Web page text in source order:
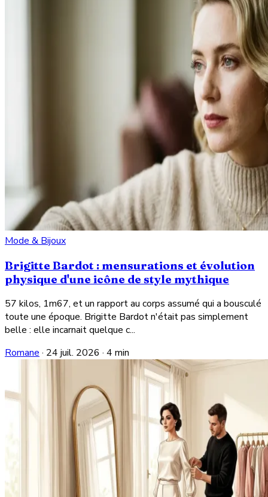
Mode & Bijoux
Brigitte Bardot : mensurations et évolution
physique d'une icône de style mythique
57 kilos, 1m67, et un rapport au corps assumé qui a bousculé
toute une époque. Brigitte Bardot n'était pas simplement
belle : elle incarnait quelque c...
Romane · 24 juil. 2026 · 4 min